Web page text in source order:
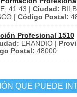
41 43 | Ciudad:
| Código Postal:
Profesional 1510
ERANDIO |
Postal: 48000
QUE PUEDE